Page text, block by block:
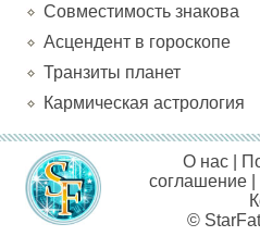
Совместимость знакова
Асцендент в гороскопе
Транзиты планет
Кармическая астрология
О нас
соглашение |
©